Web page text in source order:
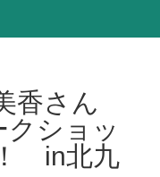
香さん
ショッ
in北九